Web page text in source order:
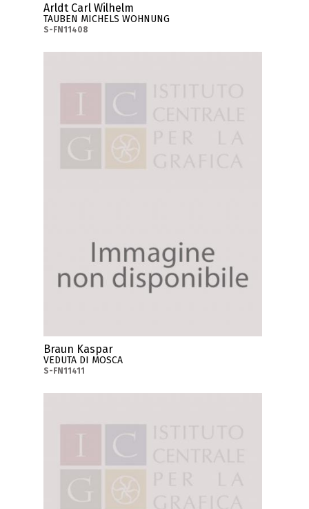
Arldt Carl Wilhelm
TAUBEN MICHELS WOHNUNG
S-FN11408
Braun Kaspar
VEDUTA DI MOSCA
S-FN11411